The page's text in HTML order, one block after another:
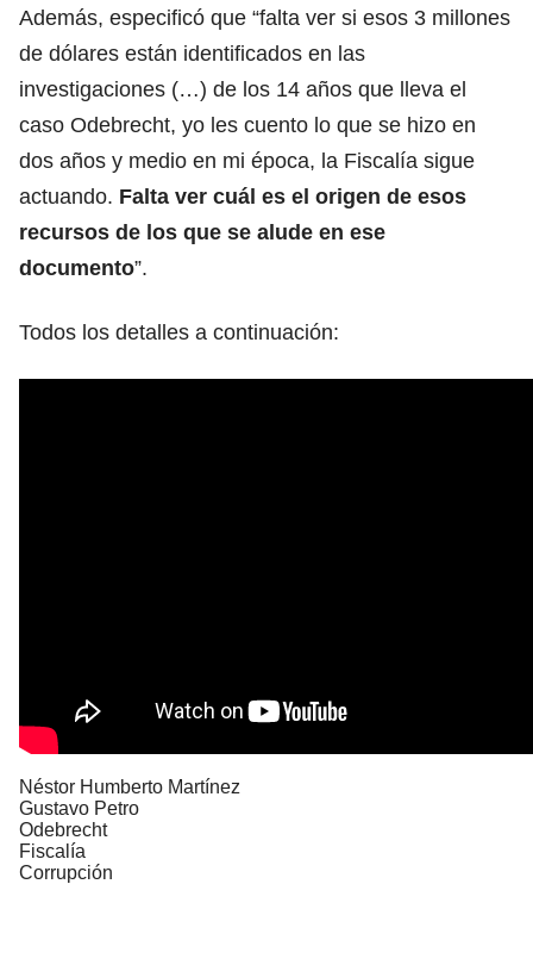
Además, especificó que “falta ver si esos 3 millones
de dólares están identificados en las
investigaciones (…) de los 14 años que lleva el
caso Odebrecht, yo les cuento lo que se hizo en
dos años y medio en mi época, la Fiscalía sigue
actuando. Falta ver cuál es el origen de esos
recursos de los que se alude en ese
documento”.
Todos los detalles a continuación:
Néstor Humberto Martínez
Gustavo Petro
Odebrecht
Fiscalía
Corrupción